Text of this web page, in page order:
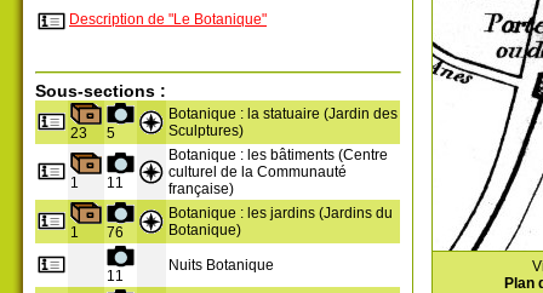
Description de "Le Botanique"
Sous-sections :
23 5
Botanique : la statuaire (Jardin des
Sculptures)
1 11
Botanique : les bâtiments (Centre
culturel de la Communauté
française)
1 76
Botanique : les jardins (Jardins du
Botanique)
11
Nuits Botanique
Plan